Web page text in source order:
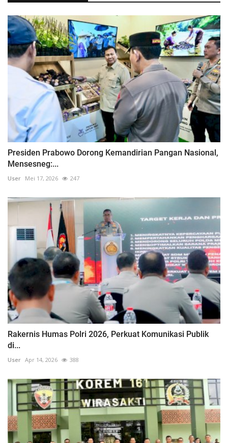
Presiden Prabowo Dorong Kemandirian Pangan Nasional,
Mensesneg:...
User Mei 17, 2026 247
Rakernis Humas Polri 2026, Perkuat Komunikasi Publik
di...
User Apr 14, 2026 388